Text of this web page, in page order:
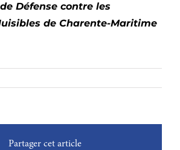
Défense contre les
de Charente-Maritime
Partager cet article